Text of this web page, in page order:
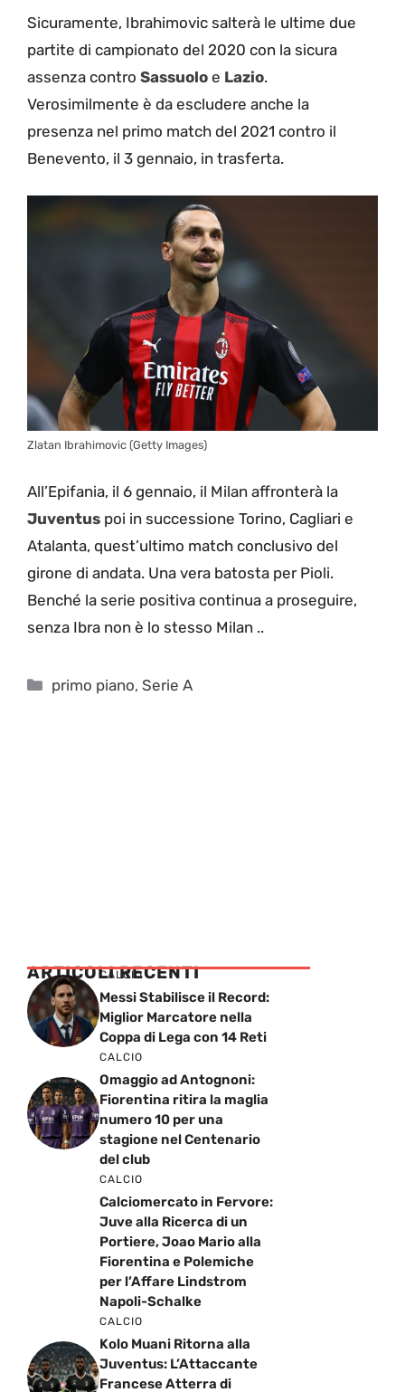
Sicuramente, Ibrahimovic salterà le ultime due
partite di campionato del 2020 con la sicura
assenza contro Sassuolo e Lazio.
Verosimilmente è da escludere anche la
presenza nel primo match del 2021 contro il
Benevento, il 3 gennaio, in trasferta.
Zlatan Ibrahimovic (Getty Images)
All’Epifania, il 6 gennaio, il Milan affronterà la
Juventus poi in successione Torino, Cagliari e
Atalanta, quest’ultimo match conclusivo del
girone di andata. Una vera batosta per Pioli.
Benché la serie positiva continua a proseguire,
senza Ibra non è lo stesso Milan ..
Categorie
primo piano,Serie A
ARTICOLI RECENTI
CALCIO
Messi Stabilisce il Record:
Miglior Marcatore nella
Coppa di Lega con 14 Reti
CALCIO
Omaggio ad Antognoni:
Fiorentina ritira la maglia
numero 10 per una
stagione nel Centenario
del club
CALCIO
Calciomercato in Fervore:
Juve alla Ricerca di un
Portiere, Joao Mario alla
Fiorentina e Polemiche
per l’Affare Lindstrom
Napoli-Schalke
CALCIO
Kolo Muani Ritorna alla
Juventus: L’Attaccante
Francese Atterra di